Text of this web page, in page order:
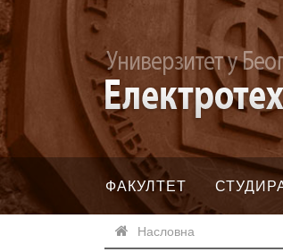
ФАКУЛТЕТ
Насловна